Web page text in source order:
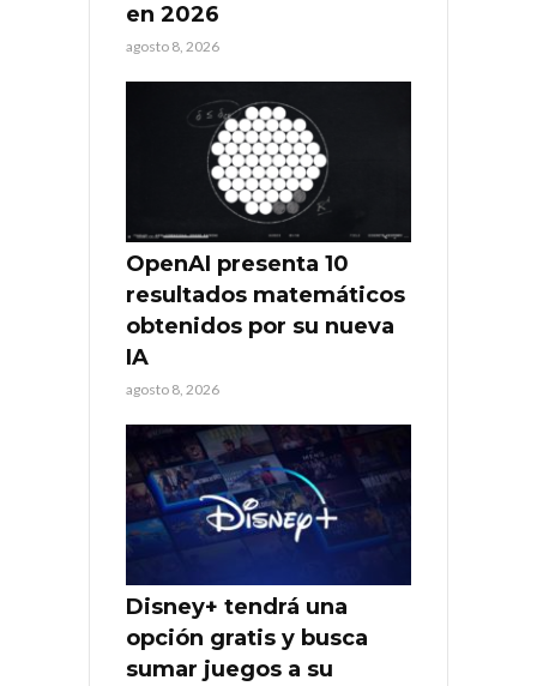
en 2026
agosto 8, 2026
OpenAI presenta 10
resultados matemáticos
obtenidos por su nueva
IA
agosto 8, 2026
Disney+ tendrá una
opción gratis y busca
sumar juegos a su